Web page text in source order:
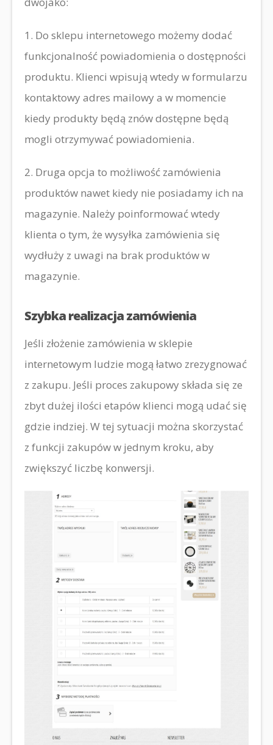
1. Do sklepu internetowego możemy dodać
funkcjonalność powiadomienia o dostępności
produktu. Klienci wpisują wtedy w formularzu
kontaktowy adres mailowy a w momencie
kiedy produkty będą znów dostępne będą
mogli otrzymywać powiadomienia.
2. Druga opcja to możliwość zamówienia
produktów nawet kiedy nie posiadamy ich na
magazynie. Należy poinformować wtedy
klienta o tym, że wysyłka zamówienia się
wydłuży z uwagi na brak produktów w
magazynie.
Szybka realizacja zamówienia
Jeśli złożenie zamówienia w sklepie
internetowym ludzie mogą łatwo zrezygnować
z zakupu. Jeśli proces zakupowy składa się ze
zbyt dużej ilości etapów klienci mogą udać się
gdzie indziej. W tej sytuacji można skorzystać
z funkcji zakupów w jednym kroku, aby
zwiększyć liczbę konwersji.